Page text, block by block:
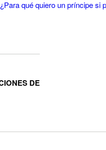
¿Para qué quiero un príncipe si
DE